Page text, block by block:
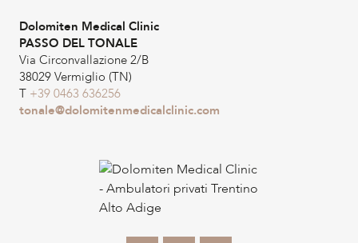
Dolomiten Medical Clinic
PASSO DEL TONALE
Via Circonvallazione 2/B
38029 Vermiglio (TN)
T +39 0463 636256
tonale@dolomitenmedicalclinic.com